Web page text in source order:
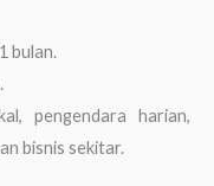
bulan.
pengendara harian,
bisnis sekitar.